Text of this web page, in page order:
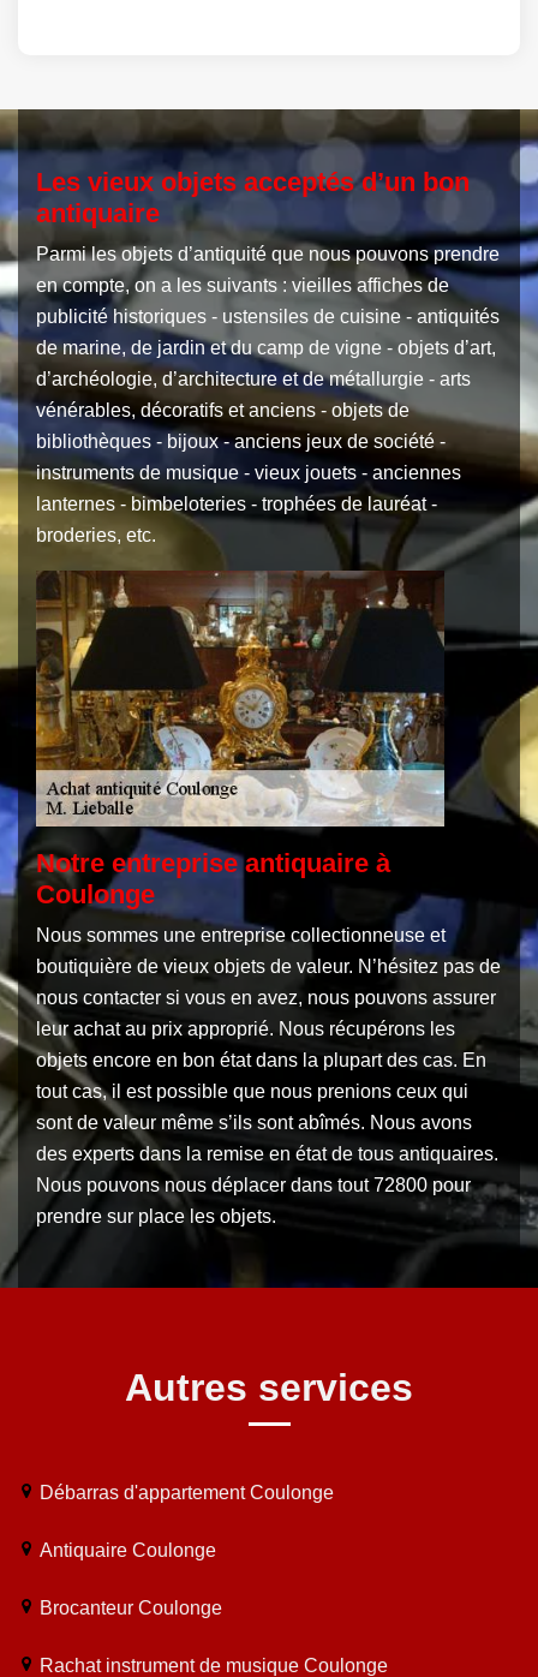
Les vieux objets acceptés d’un bon
antiquaire
Parmi les objets d’antiquité que nous pouvons prendre
en compte, on a les suivants : vieilles affiches de
publicité historiques - ustensiles de cuisine - antiquités
de marine, de jardin et du camp de vigne - objets d’art,
d’archéologie, d’architecture et de métallurgie - arts
vénérables, décoratifs et anciens - objets de
bibliothèques - bijoux - anciens jeux de société -
instruments de musique - vieux jouets - anciennes
lanternes - bimbeloteries - trophées de lauréat -
broderies, etc.
Notre entreprise antiquaire à
Coulonge
Nous sommes une entreprise collectionneuse et
boutiquière de vieux objets de valeur. N’hésitez pas de
nous contacter si vous en avez, nous pouvons assurer
leur achat au prix approprié. Nous récupérons les
objets encore en bon état dans la plupart des cas. En
tout cas, il est possible que nous prenions ceux qui
sont de valeur même s’ils sont abîmés. Nous avons
des experts dans la remise en état de tous antiquaires.
Nous pouvons nous déplacer dans tout 72800 pour
prendre sur place les objets.
Autres services
Débarras d'appartement Coulonge
Antiquaire Coulonge
Brocanteur Coulonge
Rachat instrument de musique Coulonge